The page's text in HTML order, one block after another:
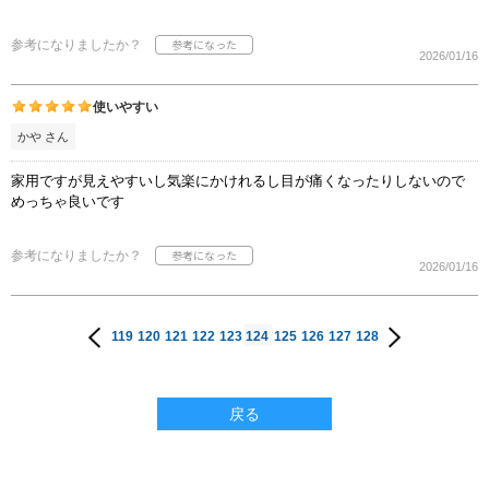
参考になりましたか？
2026/01/16
使いやすい
かや さん
家用ですが見えやすいし気楽にかけれるし目が痛くなったりしないので
めっちゃ良いです
参考になりましたか？
2026/01/16
119 120 121 122 123 124 125 126 127 128
戻る